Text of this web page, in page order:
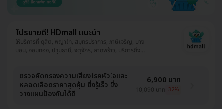
โปรขายดี! HDmall แนะนำ
ให้บริการที่ ดุสิต, พญาไท, สมุทรปราการ, ภาษีเจริญ, บาง
บอน, จอมทอง, ปทุมธานี, จตุจักร, ลาดพร้าว, บริการถึง
บางรัก
ตรวจคัดกรองความเสี่ยงโรคหัวใจและ
หลอดเลือดราคาสุดคุ้ม ยิ่งรู้เร็ว ยิ่ง
วางแผนป้องกันได้ดี
6,900 บาท
10,090 บาท -32%